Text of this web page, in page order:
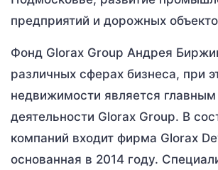
предприятий и дорожных
Фонд Glorax Group Андрея
различных сферах бизнеса, при
недвижимости является
деятельности Glorax Group. В
компаний входит фирма Glorax
основанная в 2014 году.